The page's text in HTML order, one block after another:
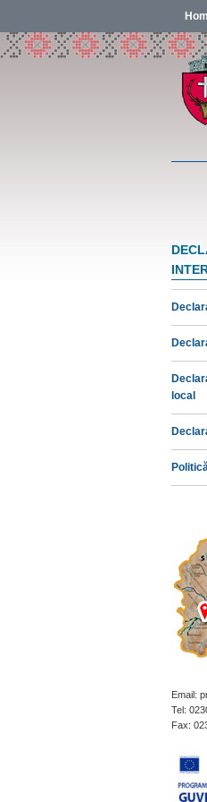
local
Email:
Tel:
Fax: